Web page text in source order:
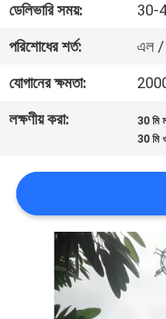
যোগাযোগ
করুন
খবর
উদ্ধৃতির
জন্য
আবেদন
ডেলিভারি সময়:
30-
পরিশোধের শর্ত:
এল /
যোগানের ক্ষমতা:
লক্ষণীয় করা:
30 মি
30 মি